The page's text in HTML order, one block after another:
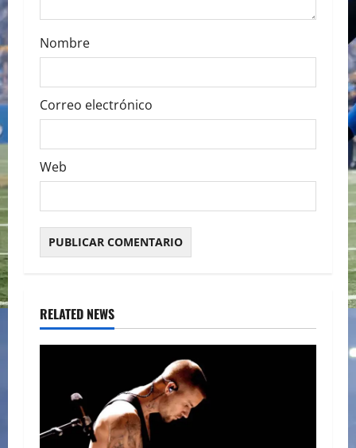
n
Nombre
Correo electrónico
Web
RELATED NEWS